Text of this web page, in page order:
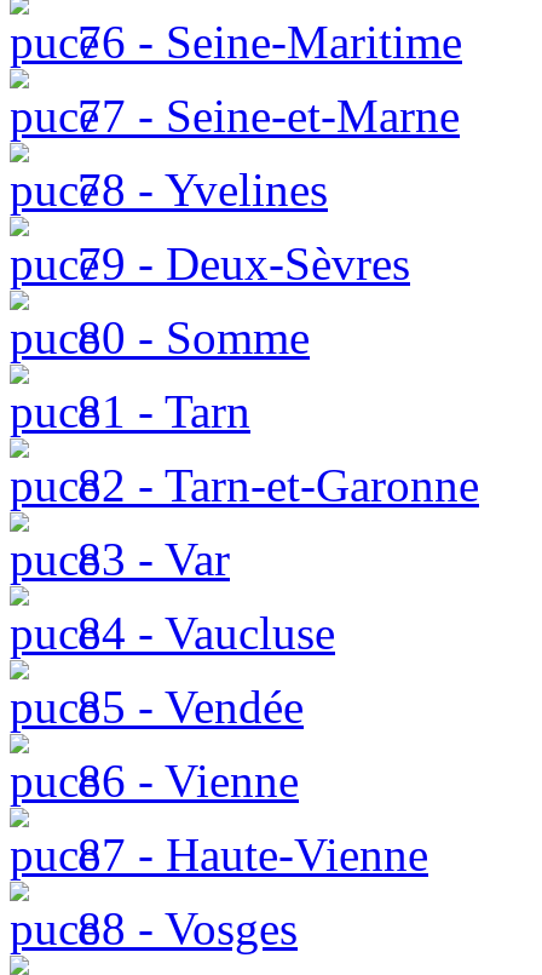
76 - Seine-Maritime
77 - Seine-et-Marne
78 - Yvelines
79 - Deux-Sèvres
80 - Somme
81 - Tarn
82 - Tarn-et-Garonne
83 - Var
84 - Vaucluse
85 - Vendée
86 - Vienne
87 - Haute-Vienne
88 - Vosges